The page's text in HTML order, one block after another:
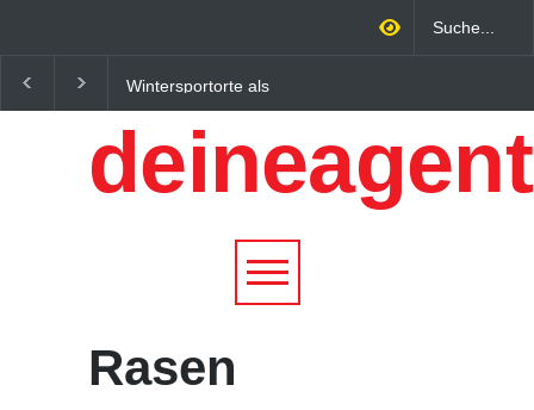
Wintersportorte als
Wirtschaftsfaktor: Wie
Alpenregionen von
Qualitätstourismus
profitieren
digitalen Zeitalter:
Unternehmen
wachsen lässt
Rasen